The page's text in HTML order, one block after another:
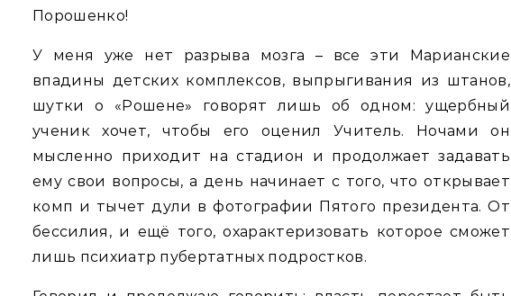
Порошенко!
У меня уже нет разрыва мозга – все эти Марианские
впадины детских комплексов, выпрыгивания из штанов,
шутки о «Рошене» говорят лишь об одном: ущербный
ученик хочет, чтобы его оценил Учитель. Ночами он
мысленно приходит на стадион и продолжает задавать
ему свои вопросы, а день начинает с того, что открывает
комп и тычет дули в фотографии Пятого президента. От
бессилия, и ещё того, охарактеризовать которое сможет
лишь психиатр пубертатных подростков.